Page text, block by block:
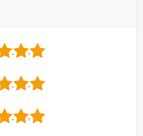
5
4
5
4
5
4